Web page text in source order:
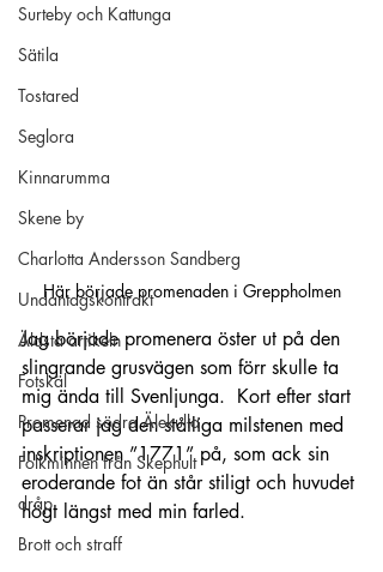
Surteby och Kattunga
Sätila
Tostared
Seglora
Kinnarumma
Skene by
Charlotta Andersson Sandberg
Undantagskontrakt
Äldsta artikeln
Fotskäl
Promenad södra Älekulla
Folkminnen från Skephult
dråp
Brott och straff
Här började promenaden i Greppholmen
Jag började promenera öster ut på den
slingrande grusvägen som förr skulle ta
mig ända till Svenljunga.  Kort efter start
passerar jag den ståtliga milstenen med
inskriptionen ”1771” på, som ack sin
eroderande fot än står stiligt och huvudet
högt längst med min farled.